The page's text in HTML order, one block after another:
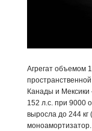
Агрегат объемом
Канады и
152 л.с. при 9000
выросла до 244